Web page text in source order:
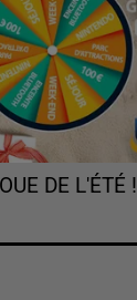
DE L'ÉTÉ !